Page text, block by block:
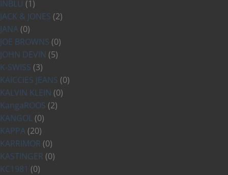
INBLU (1)
JACK & JONES (2)
JANA (0)
JOE BROWNS (0)
JOHN DEVIN (5)
K-SWISS (3)
KAICCIES JEANS (0)
KALVIN KLEIN (0)
KangaROOS (2)
KANGOL (0)
KAPPA (20)
KARRIMOR (0)
KASTINGER (0)
KC1981 (0)